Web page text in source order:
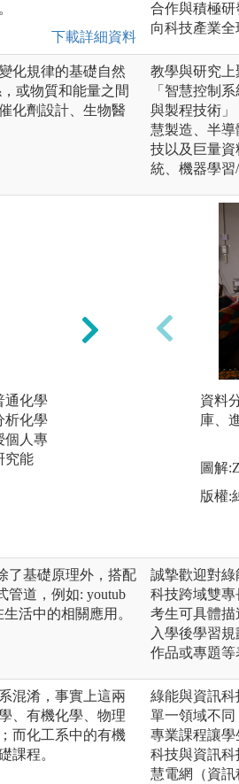
下載詳細資料
合作與積極
向科技產業全
化規律的基礎自然
或物質和能量之間
化劑設計、生物醫
教學與研究上
「智慧控制
與製程技術
慧製造、半
技以及巨量
統、機器學習
通化學
析化學
個人專
究能
文獻搜尋與
寫：透過文
化學專業軟
圖解:上台報
資料
庫、
圖解
版權:
了基礎原理外，搭配
管道，例如: youtub
活中的相關應用。
誠摯歡迎對
科技跨域雙專
考生可具體
入學後學習
作品或專題等
混淆，事實上這兩
、有機化學、物理
而化工系中的有機
課程。
綠能與資訊
單一領域不同
專業課程讓
科技與資訊
慧電網（資訊